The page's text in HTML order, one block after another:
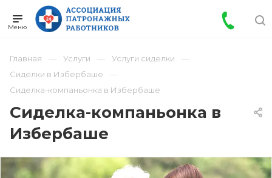
Главная Услуги
Услуги сиделки
Сиделки в Избербаше
Сиделка-компаньонка в Избербаше
Сиделка-компаньонка в
Избербаше